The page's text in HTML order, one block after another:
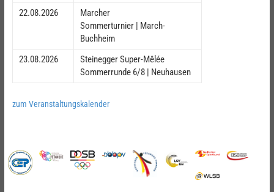
22.08.2026
Marcher
Sommerturnier | March-
Buchheim
23.08.2026
Steinegger Super-Mêlée
Sommerrunde 6/8 | Neuhausen
zum Veranstaltungskalender